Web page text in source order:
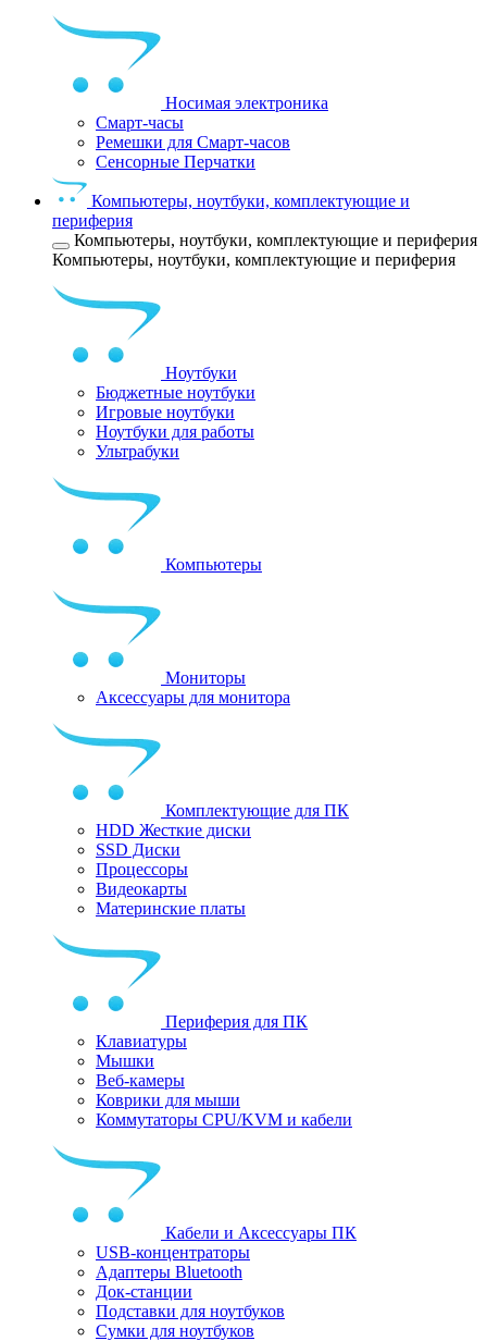
Носимая электроника
Смарт-часы
Ремешки для Смарт-часов
Сенсорные Перчатки
Компьютеры, ноутбуки, комплектующие и
периферия
Компьютеры, ноутбуки, комплектующие и периферия
Компьютеры, ноутбуки, комплектующие и периферия
Ноутбуки
Бюджетные ноутбуки
Игровые ноутбуки
Ноутбуки для работы
Ультрабуки
Компьютеры
Мониторы
Аксессуары для монитора
Комплектующие для ПК
HDD Жесткие диски
SSD Диски
Процессоры
Видеокарты
Материнские платы
Периферия для ПК
Клавиатуры
Мышки
Веб-камеры
Коврики для мыши
Коммутаторы CPU/KVM и кабели
Кабели и Аксессуары ПК
USB-концентраторы
Адаптеры Bluetooth
Док-станции
Подставки для ноутбуков
Сумки для ноутбуков